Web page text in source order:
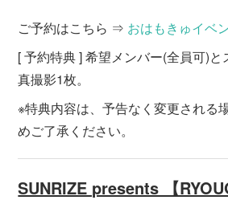
ご予約はこちら ⇒ おはもきゅイベ
[ 予約特典 ] 希望メンバー(全員可)
真撮影1枚。
※特典内容は、予告なく変更される
めご了承ください。
SUNRIZE presents 【